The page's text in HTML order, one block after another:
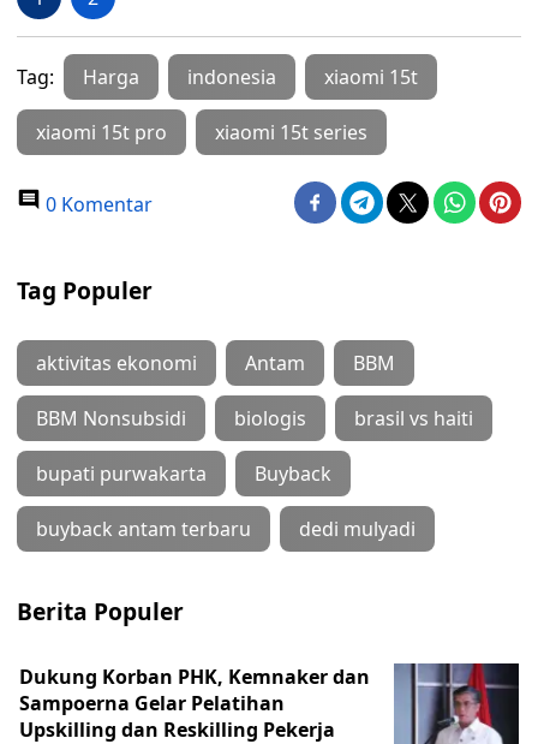
Tag: Harga indonesia xiaomi 15t
xiaomi 15t pro xiaomi 15t series
0 Komentar
Tag Populer
aktivitas ekonomi Antam BBM
BBM Nonsubsidi biologis brasil vs haiti
bupati purwakarta Buyback
buyback antam terbaru dedi mulyadi
Berita Populer
Dukung Korban PHK, Kemnaker dan
Sampoerna Gelar Pelatihan
Upskilling dan Reskilling Pekerja